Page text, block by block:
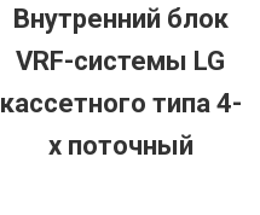
Внутренний блок
VRF-системы LG
кассетного типа 4-
х поточный